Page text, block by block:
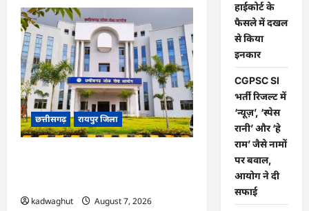
CG
News:
पाटन
सीट
पर
फंसे
भूपेश
बघेल!
सुप्रीम
कोर्ट
ने
हाईकोर्ट
के
फैसले
छत्तीसगढ़ रायपुर जिला
kadwaghut
August 7, 2026
हाईकोर्ट के
फैसले में दखल
से किया
इनकार
CGPSC SI
भर्ती रिजल्ट में
‘न्यूज़’, ‘स्पेस
रानी’ और ‘हे
राम’ जैसे नामों
पर बवाल,
आयोग ने दी
सफाई